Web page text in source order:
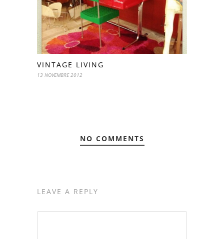
VINTAGE LIVING
13 NOVEMBRE 2012
NO COMMENTS
LEAVE A REPLY